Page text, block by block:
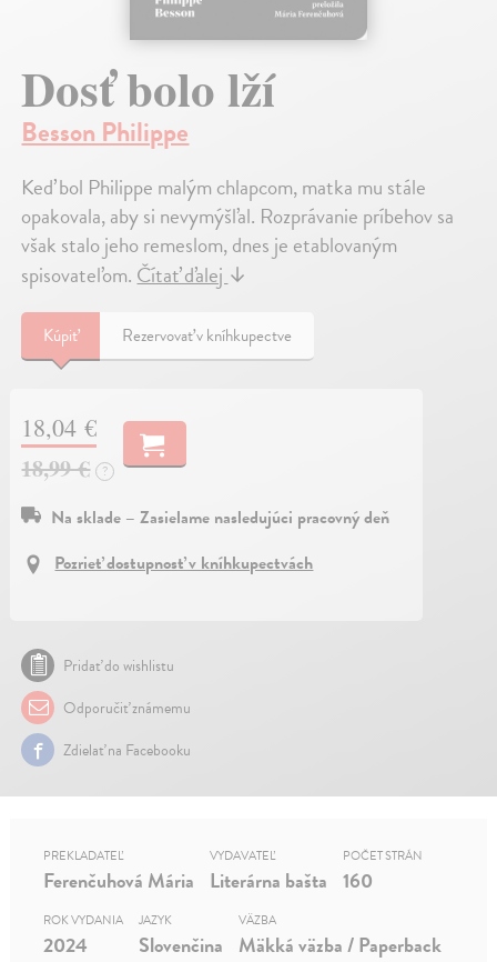
Dosť bolo lží
Besson Philippe
Keď bol Philippe malým chlapcom, matka mu stále
opakovala, aby si nevymýšľal. Rozprávanie príbehov sa
však stalo jeho remeslom, dnes je etablovaným
spisovateľom.Čítať ďalej↓
Kúpiť Rezervovať v kníhkupectve
18,04 €
18,99 €
?
Na sklade – Zasielame nasledujúci pracovný deň
Pozrieť dostupnosť v kníhkupectvách
Pridať do wishlistu
Odporučiť známemu
Zdielať na Facebooku
PREKLADATEĽ
Ferenčuhová Mária
VYDAVATEĽ
Literárna bašta
POČET STRÁN
160
ROK VYDANIA
2024
JAZYK
Slovenčina
VÄZBA
Mäkká väzba / Paperback